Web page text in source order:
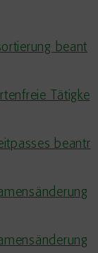
beant
Tätigke
beantr